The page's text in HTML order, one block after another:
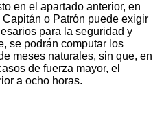
en el apartado anterior, en
o Patrón puede exigir
para la seguridad y
se podrán computar los
meses naturales, sin que, en
de fuerza mayor, el
a ocho horas.